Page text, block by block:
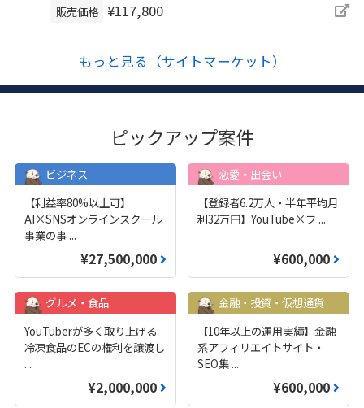
販売価格 ¥117,800
もっと見る（サイトマーケット）
ピックアップ案件
ビジネス
【利益率80%以上可】
AI×SNSオンラインスクール
事業の事 ...
¥27,500,000
恋愛・出会い
【登録者6.2万人・半年平均月
利32万円】YouTube×フ ...
¥600,000
グルメ・食品
YouTuberが多く取り上げる
冷凍食品のECの権利を譲渡し
...
¥2,000,000
金融・投資・仮想通貨
【10年以上の運用実績】金融
系アフィリエイトサイト・
SEO集 ...
¥600,000